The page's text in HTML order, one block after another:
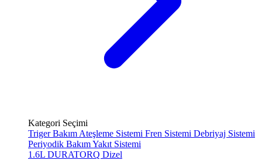
Kategori Seçimi
Triger Bakım Ateşleme Sistemi Fren Sistemi Debriyaj Sistemi
Periyodik BakımYakıt Sistemi
1.6L DURATORQ Dizel